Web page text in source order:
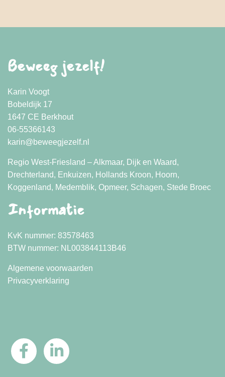
Beweeg jezelf!
Karin Voogt
Bobeldijk 17
1647 CE Berkhout
06-55366143
karin@beweegjezelf.nl
Regio West-Friesland – Alkmaar, Dijk en Waard,
Drechterland, Enkuizen, Hollands Kroon, Hoorn,
Koggenland, Medemblik, Opmeer, Schagen, Stede Broec
Informatie
KvK nummer: 83578463
BTW nummer: NL003844113B46
Algemene voorwaarden
Privacyverklaring